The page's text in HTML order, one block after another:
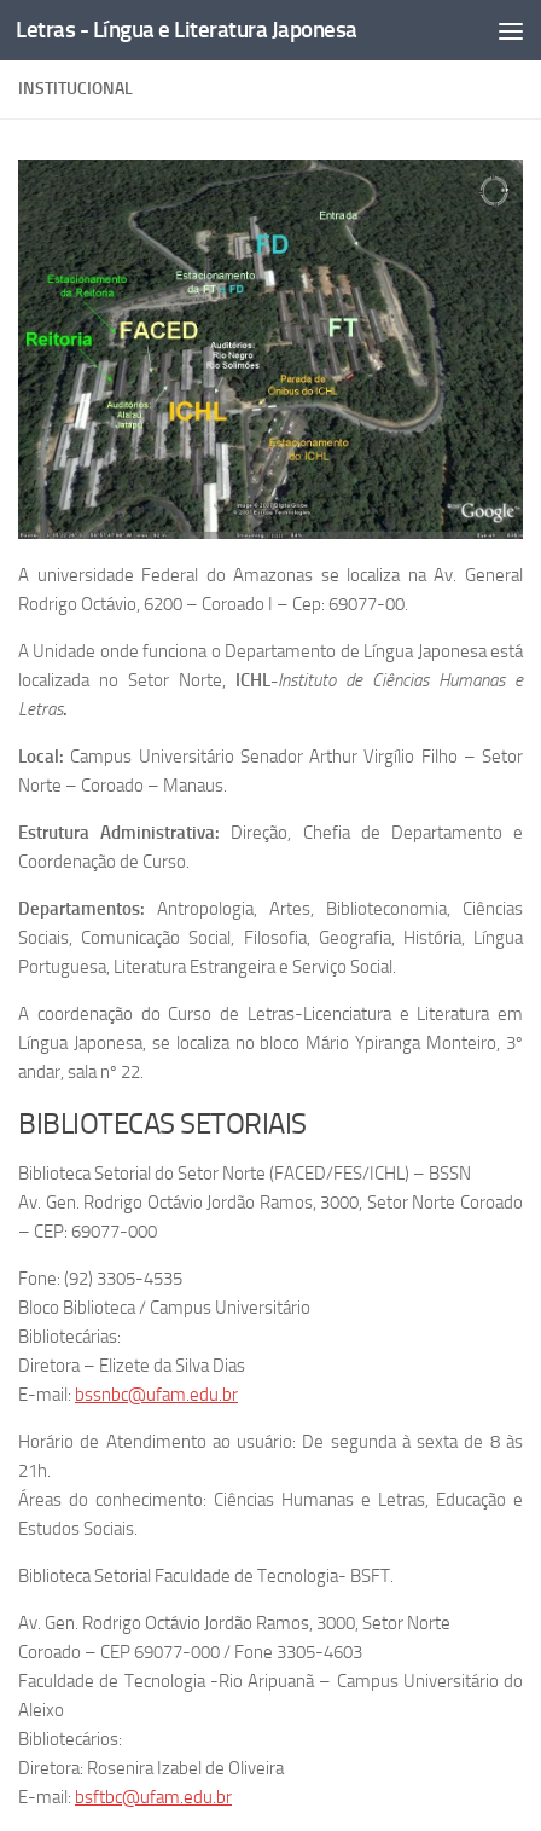
Skip to content
Letras - Língua e Literatura Japonesa
INSTITUCIONAL
A universidade Federal do Amazonas se localiza na Av. General
Rodrigo Octávio, 6200 – Coroado I – Cep: 69077-00.
A Unidade onde funciona o Departamento de Língua Japonesa está
localizada no Setor Norte,
ICHL-Instituto de Ciências Humanas e
Letras.
Local: Campus Universitário Senador Arthur Virgílio Filho – Setor
Norte – Coroado – Manaus.
Estrutura Administrativa: Direção, Chefia de Departamento e
Coordenação de Curso.
Departamentos: Antropologia, Artes, Biblioteconomia, Ciências
Sociais, Comunicação Social, Filosofia, Geografia, História, Língua
Portuguesa, Literatura Estrangeira e Serviço Social.
A coordenação do Curso de Letras-Licenciatura e Literatura em
Língua Japonesa, se localiza no bloco Mário Ypiranga Monteiro, 3º
andar, sala nº 22.
BIBLIOTECAS SETORIAIS
Biblioteca Setorial do Setor Norte (FACED/FES/ICHL) – BSSN
Av. Gen. Rodrigo Octávio Jordão Ramos, 3000, Setor Norte Coroado
– CEP: 69077-000
Fone: (92) 3305-4535
Bloco Biblioteca / Campus Universitário
Bibliotecárias:
Diretora – Elizete da Silva Dias
E-mail: bssnbc@ufam.edu.br
Horário de Atendimento ao usuário: De segunda à sexta de 8 às
21h.
Áreas do conhecimento: Ciências Humanas e Letras, Educação e
Estudos Sociais.
Biblioteca Setorial Faculdade de Tecnologia- BSFT.
Av. Gen. Rodrigo Octávio Jordão Ramos, 3000, Setor Norte
Coroado – CEP 69077-000 / Fone 3305-4603
Faculdade de Tecnologia -Rio Aripuanã – Campus Universitário do
Aleixo
Bibliotecários:
Diretora: Rosenira Izabel de Oliveira
E-mail: bsftbc@ufam.edu.br